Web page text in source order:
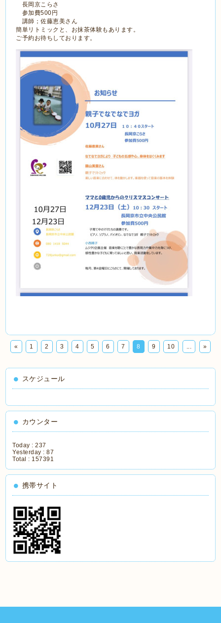
長岡京こらさ
参加費500円
講師；佐藤恵美さん
簡単リトミックと、お抹茶体験もあります。
ご予約お待ちしております。
« 1 2 3 4 5 6 7 8 9 10 »
スケジュール
カウンター
Today :237
Yesterday :87
Total : 157391
携帯サイト